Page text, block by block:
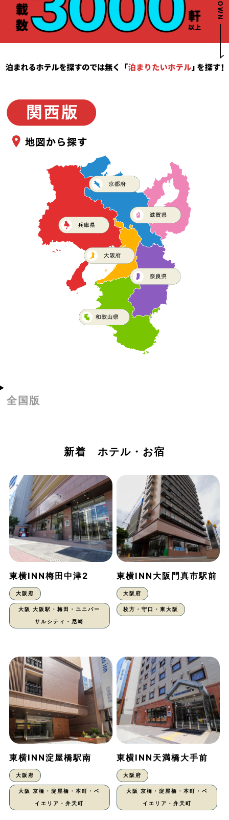
全国版
新着 ホテル・お宿
東横INN梅田中津2
大阪府
大阪 大阪駅・梅田・ユニバー
サルシティ・尼崎
東横INN大阪門真市駅前
大阪府
枚方・守口・東大阪
東横INN淀屋橋駅南
大阪府
大阪 京橋・淀屋橋・本町・ベ
イエリア・弁天町
東横INN天満橋大手前
大阪府
大阪 京橋・淀屋橋・本町・ベ
イエリア・弁天町